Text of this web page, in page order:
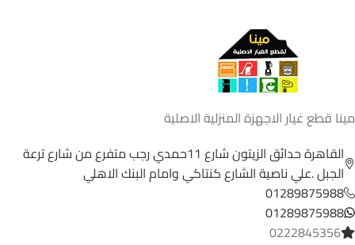
مينا قطع غيار الاجهزة المنزلية الاصلية
القاهرة حدائق الزيتون شارع 11حمدي رجب متفرع من شارع ترعة
الجبل .علي ناصية الشارع كنتاكي وامام البنك الاهلي
01289875988
01289875988
0222845356